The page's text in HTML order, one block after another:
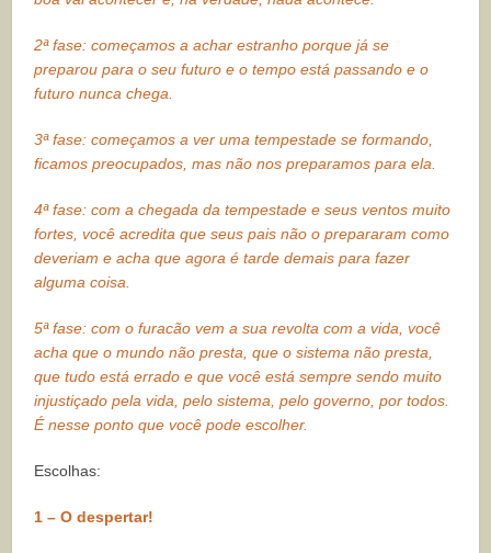
2ª fase: começamos a achar estranho porque já se
preparou para o seu futuro e o tempo está passando e o
futuro nunca chega.
3ª fase: começamos a ver uma tempestade se formando,
ficamos preocupados, mas não nos preparamos para ela.
4ª fase: com a chegada da tempestade e seus ventos muito
fortes, você acredita que seus pais não o prepararam como
deveriam e acha que agora é tarde demais para fazer
alguma coisa.
5ª fase: com o furacão vem a sua revolta com a vida, você
acha que o mundo não presta, que o sistema não presta,
que tudo está errado e que você está sempre sendo muito
injustiçado pela vida, pelo sistema, pelo governo, por todos.
É nesse ponto que você pode escolher.
Escolhas:
1 – O despertar!